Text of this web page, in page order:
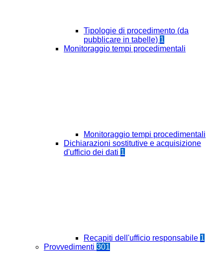
Tipologie di procedimento (da
pubblicare in tabelle) 1
Monitoraggio tempi procedimentali
Monitoraggio tempi procedimentali
Dichiarazioni sostitutive e acquisizione
d'ufficio dei dati 1
Recapiti dell'ufficio responsabile 1
Provvedimenti 301